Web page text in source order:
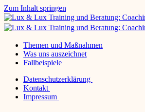
Zum Inhalt springen
Themen und Maßnahmen
Was uns auszeichnet
Fallbeispiele
Datenschutzerklärung
Kontakt
Impressum